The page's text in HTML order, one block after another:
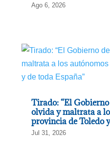
Ago 6, 2026
Tirado: “El Gobierno
olvida y maltrata a
provincia de Toledo
Jul 31, 2026